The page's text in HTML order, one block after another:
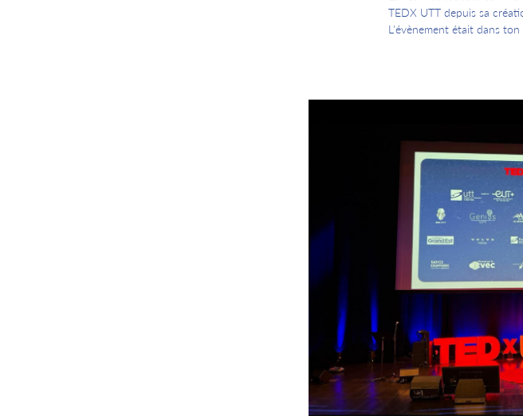
TEDX UTT depuis sa
L'évènement était dans ton